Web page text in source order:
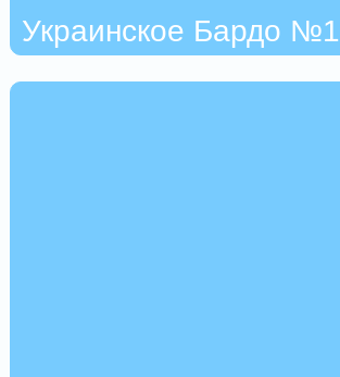
Украинское Бардо №1